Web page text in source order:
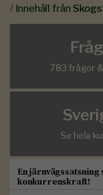
/ Innehåll från
783 frågor
Se hela
En
konkurrenskraft!